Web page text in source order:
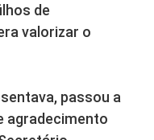
de
valorizar o
passou a
agradecimento